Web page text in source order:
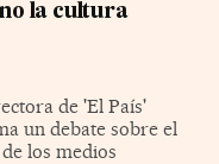
la cultura
de 'El País'
un debate sobre el
los medios